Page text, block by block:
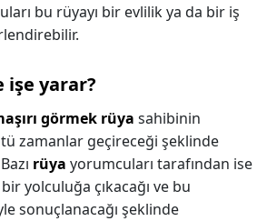
bu rüyayı bir evlilik ya da bir iş
işe yarar?
görmek rüya sahibinin
zamanlar geçireceği şeklinde
rüya yorumcuları tarafından ise
yolculuğa çıkacağı ve bu
sonuçlanacağı şeklinde